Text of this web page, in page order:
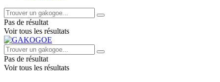
Pas de résultat
Voir tous les résultats
Pas de résultat
Voir tous les résultats